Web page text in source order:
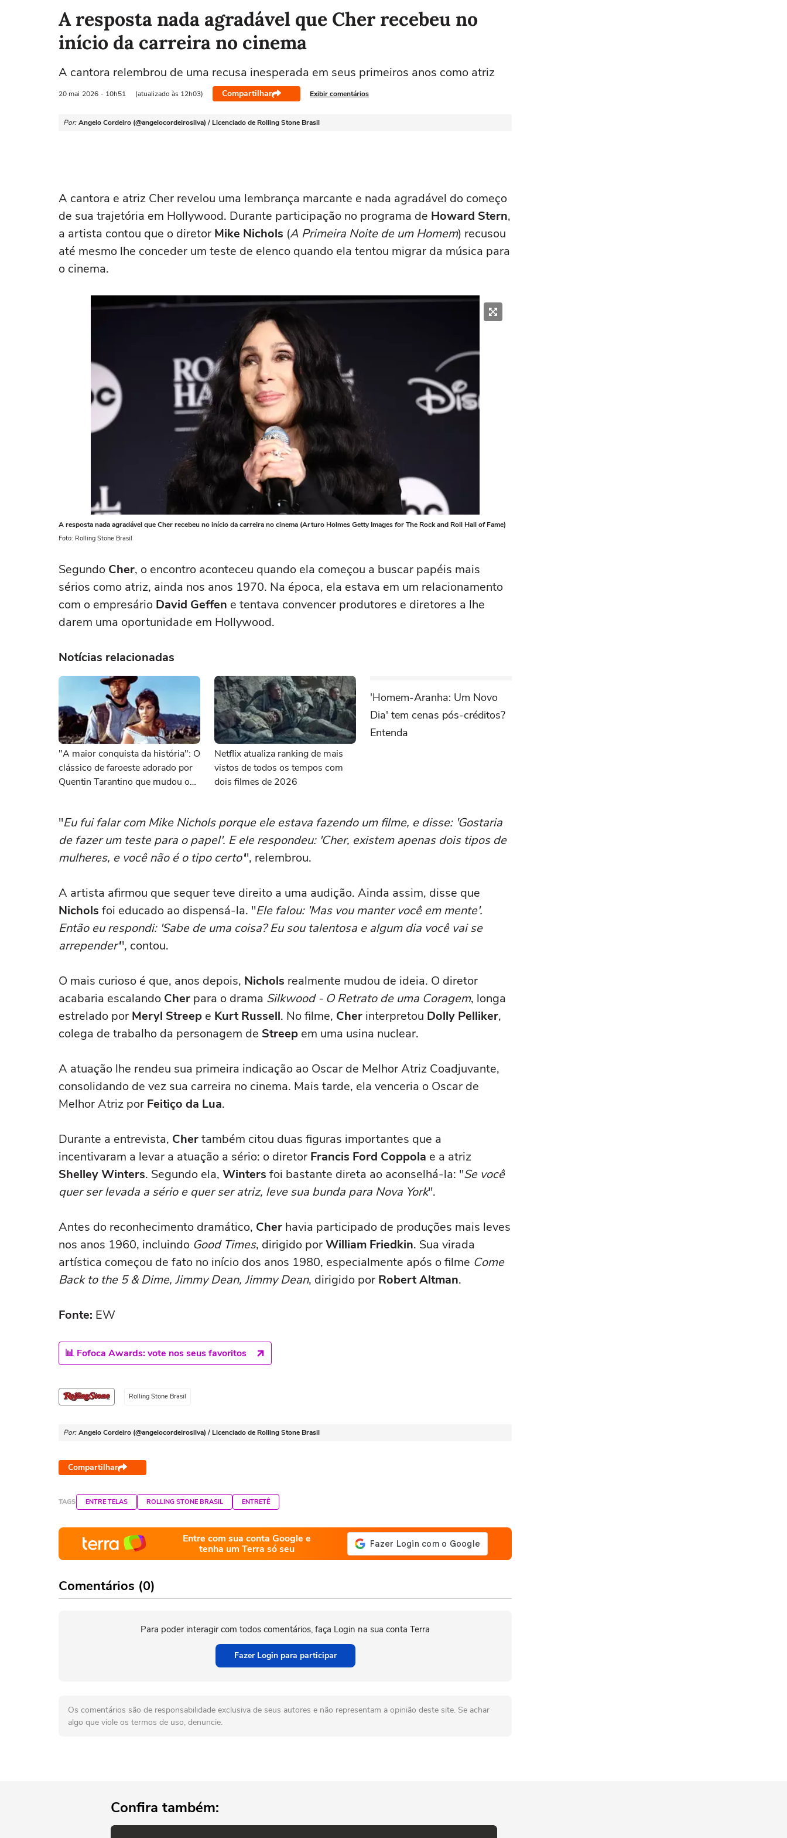
A resposta nada agradável que Cher recebeu no
início da carreira no cinema
A cantora relembrou de uma recusa inesperada em seus primeiros anos como atriz
20 mai 2026 - 10h51 (atualizado às 12h03) Compartilhar Exibir comentários
Por: Angelo Cordeiro (@angelocordeirosilva) / Licenciado de Rolling Stone Brasil
A cantora e atriz Cher revelou uma lembrança marcante e nada agradável do começo
de sua trajetória em Hollywood. Durante participação no programa de Howard Stern,
a artista contou que o diretor Mike Nichols (A Primeira Noite de um Homem) recusou
até mesmo lhe conceder um teste de elenco quando ela tentou migrar da música para
o cinema.
A resposta nada agradável que Cher recebeu no início da carreira no cinema (Arturo Holmes Getty Images for The Rock and Roll Hall of Fame)
Foto: Rolling Stone Brasil
Segundo Cher, o encontro aconteceu quando ela começou a buscar papéis mais
sérios como atriz, ainda nos anos 1970. Na época, ela estava em um relacionamento
com o empresário David Geffen e tentava convencer produtores e diretores a lhe
darem uma oportunidade em Hollywood.
Notícias relacionadas
"A maior conquista da história": O
clássico de faroeste adorado por
Quentin Tarantino que mudou o
Netflix atualiza ranking de mais
vistos de todos os tempos com
dois filmes de 2026
'Homem-Aranha: Um Novo
Dia' tem cenas pós-créditos?
Entenda
"Eu fui falar com Mike Nichols porque ele estava fazendo um filme, e disse: 'Gostaria
de fazer um teste para o papel'. E ele respondeu: 'Cher, existem apenas dois tipos de
mulheres, e você não é o tipo certo'", relembrou.
A artista afirmou que sequer teve direito a uma audição. Ainda assim, disse que
Nichols foi educado ao dispensá-la. "Ele falou: 'Mas vou manter você em mente'.
Então eu respondi: 'Sabe de uma coisa? Eu sou talentosa e algum dia você vai se
arrepender'", contou.
O mais curioso é que, anos depois, Nichols realmente mudou de ideia. O diretor
acabaria escalando Cher para o drama Silkwood - O Retrato de uma Coragem, longa
estrelado por Meryl Streep e Kurt Russell. No filme, Cher interpretou Dolly Pelliker,
colega de trabalho da personagem de Streep em uma usina nuclear.
A atuação lhe rendeu sua primeira indicação ao Oscar de Melhor Atriz Coadjuvante,
consolidando de vez sua carreira no cinema. Mais tarde, ela venceria o Oscar de
Melhor Atriz por Feitiço da Lua.
Durante a entrevista, Chertambém citou duas figuras importantes que a
incentivaram a levar a atuação a sério: o diretor Francis Ford Coppola e a atriz
Shelley Winters. Segundo ela, Winters foi bastante direta ao aconselhá-la: "Se você
quer ser levada a sério e quer ser atriz, leve sua bunda para Nova York".
Antes do reconhecimento dramático, Cher havia participado de produções mais leves
nos anos 1960, incluindo Good Times, dirigido porWilliam Friedkin. Sua virada
artística começou de fato no início dos anos 1980, especialmente após o filme Come
Back to the 5 & Dime, Jimmy Dean, Jimmy Dean, dirigido por Robert Altman.
Fonte: EW
📊 Fofoca Awards: vote nos seus favoritos
Rolling Stone Brasil
Por: Angelo Cordeiro (@angelocordeirosilva) / Licenciado de Rolling Stone Brasil
Compartilhar
TAGS ENTRE TELAS ROLLING STONE BRASIL ENTRETÊ
Entre com sua conta Google e
tenha um Terra só seu
Comentários (0)
Para poder interagir com todos comentários, faça Login na sua conta Terra
Fazer Login para participar
Os comentários são de responsabilidade exclusiva de seus autores e não representam a opinião deste site. Se achar
algo que viole os termos de uso, denuncie.
Confira também: